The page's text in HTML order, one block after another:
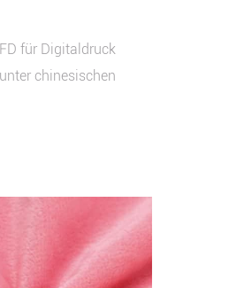
für Digitaldruck
chinesischen